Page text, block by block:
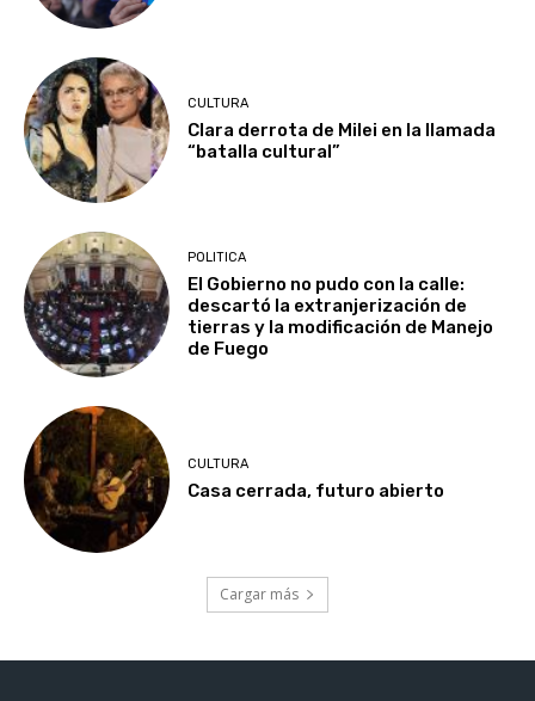
CULTURA
Clara derrota de Milei en la llamada
“batalla cultural”
POLITICA
El Gobierno no pudo con la calle:
descartó la extranjerización de
tierras y la modificación de Manejo
de Fuego
CULTURA
Casa cerrada, futuro abierto
Cargar más